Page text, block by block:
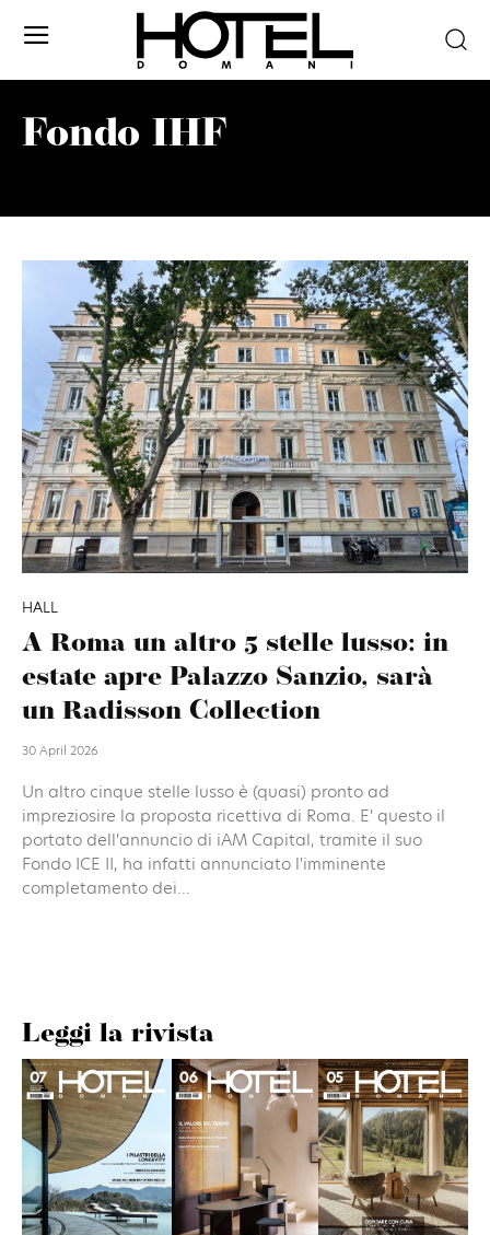
Fondo IHF
HALL
A Roma un altro 5 stelle lusso: in
estate apre Palazzo Sanzio, sarà
un Radisson Collection
30 April 2026
Un altro cinque stelle lusso è (quasi) pronto ad
impreziosire la proposta ricettiva di Roma. E' questo il
portato dell'annuncio di iAM Capital, tramite il suo
Fondo ICE II, ha infatti annunciato l'imminente
completamento dei...
Leggi la rivista